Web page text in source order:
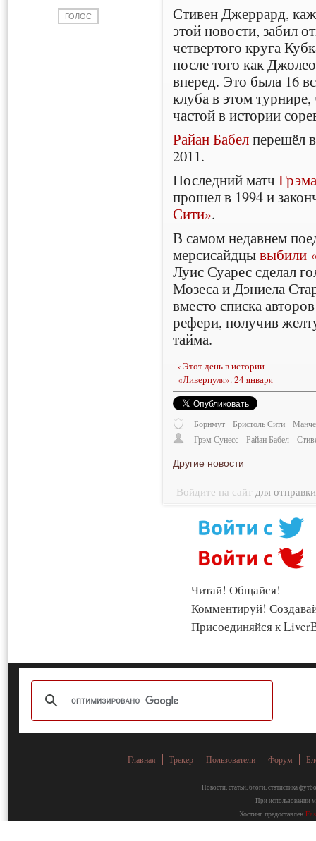
Стивен Джеррард,
этой новости, забил
четвертого круга
после того как
вперед. Это была 16
клуба в этом
частой в истории
Райан Бабелперешёл
2011.
Последний матч
прошел в 1994 и
Сити».
В самом недавнем
мерсисайдцывыбили
Луис Суарес сделал
Мозеса и Дэниела
вместо списка
рефери, получив
тайма.
‹ Этот день в истории
«Ливерпуля». 24 января
Борнмут Бристоль Сити
Грэм Сунесс
Райан Бабел
Другие новости
Войдите на сайт для
Читай! Общайся!
Комментируй!
Присоединяйся к
Главная Трекер Пользователи Форум
Новости, статьи, блоги, статистика
При использовании
Хостинг предоставлен